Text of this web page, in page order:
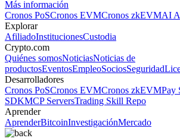
Más información
Cronos PoSCronos EVMCronos zkEVMAI
Explorar
AfiliadoInstitucionesCustodia
Crypto.com
Quiénes somosNoticiasNoticias de
productosEventosEmpleoSociosSeguridad
Desarrolladores
Cronos PoSCronos EVMCronos zkEVMPay
SDKMCP ServersTrading Skill Repo
Aprender
AprenderBitcoinInvestigaciónMercado